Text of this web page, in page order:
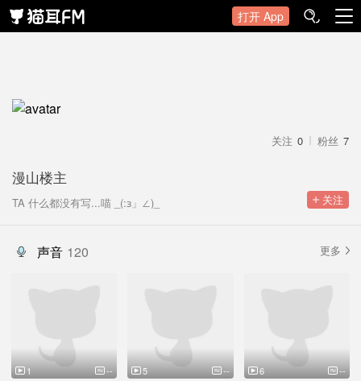
打开 App
粉丝 7
关注 0
漫山楼主
TA 什么都没有写...喵 _(:з」∠)_ 关注
声音 120 更多
1 -- 5 -- 6 --